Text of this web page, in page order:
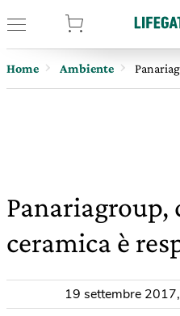
Home Ambiente
Panariagroup,
ceramica è
19 settembre 2017,